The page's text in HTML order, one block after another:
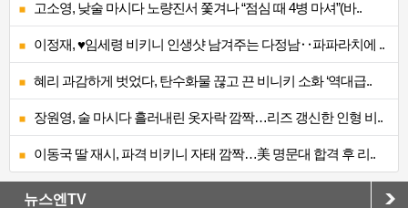
고소영, 낮술 마시다 노량진서 쫓겨나 “점심 때 4병 마셔”(바..
이정재, ♥임세령 비키니 인생샷 남겨주는 다정남‥파파라치에 ..
혜리 과감하게 벗었다, 탄수화물 끊고 끈 비니키 소화 ‘역대급..
장원영, 술 마시다 흘러내린 옷자락 깜짝…리즈 갱신한 인형 비..
이동국 딸 재시, 파격 비키니 자태 깜짝…美 명문대 합격 후 리..
뉴스엔TV